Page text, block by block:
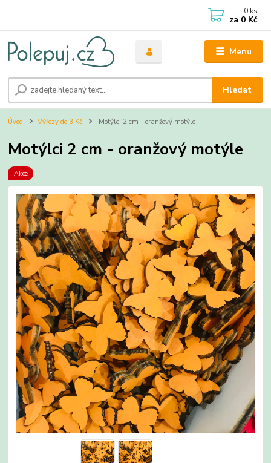
Menu
Hledat
0 ks
za 0 Kč
Úvod Výřezy do 3 Kč Motýlci 2 cm - oranžový motýle
Motýlci 2 cm - oranžový motýle
Akce